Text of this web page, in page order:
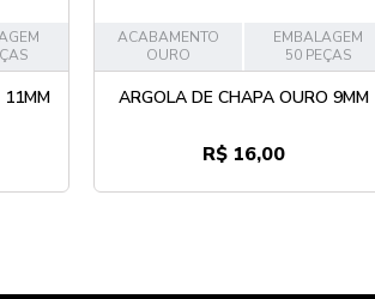
ACABAMENTO
OURO
EMBALAGEM
50 PEÇAS
ARGOLA DE CHAPA OURO 9MM
R$ 16,00